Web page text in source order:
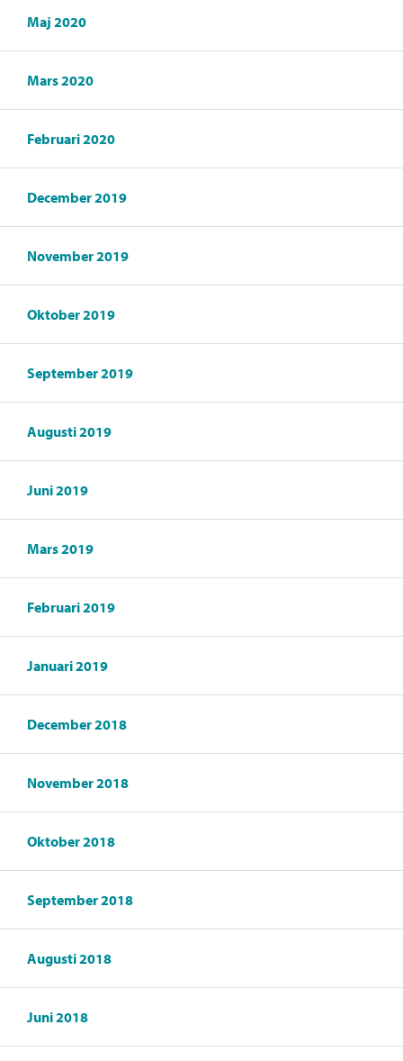
Maj 2020
Mars 2020
Februari 2020
December 2019
November 2019
Oktober 2019
September 2019
Augusti 2019
Juni 2019
Mars 2019
Februari 2019
Januari 2019
December 2018
November 2018
Oktober 2018
September 2018
Augusti 2018
Juni 2018